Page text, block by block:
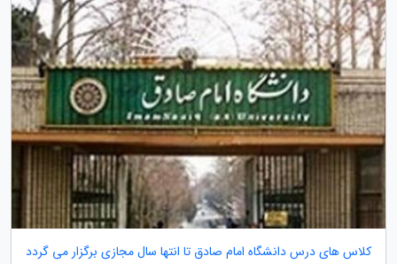
کلاس های درس دانشگاه امام صادق تا انتها سال مجازی برگزار می گردد